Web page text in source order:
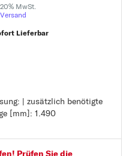
MwSt.
Versand
Lieferbar
| zusätzlich benötigte
[mm]: 1.490
Prüfen Sie die